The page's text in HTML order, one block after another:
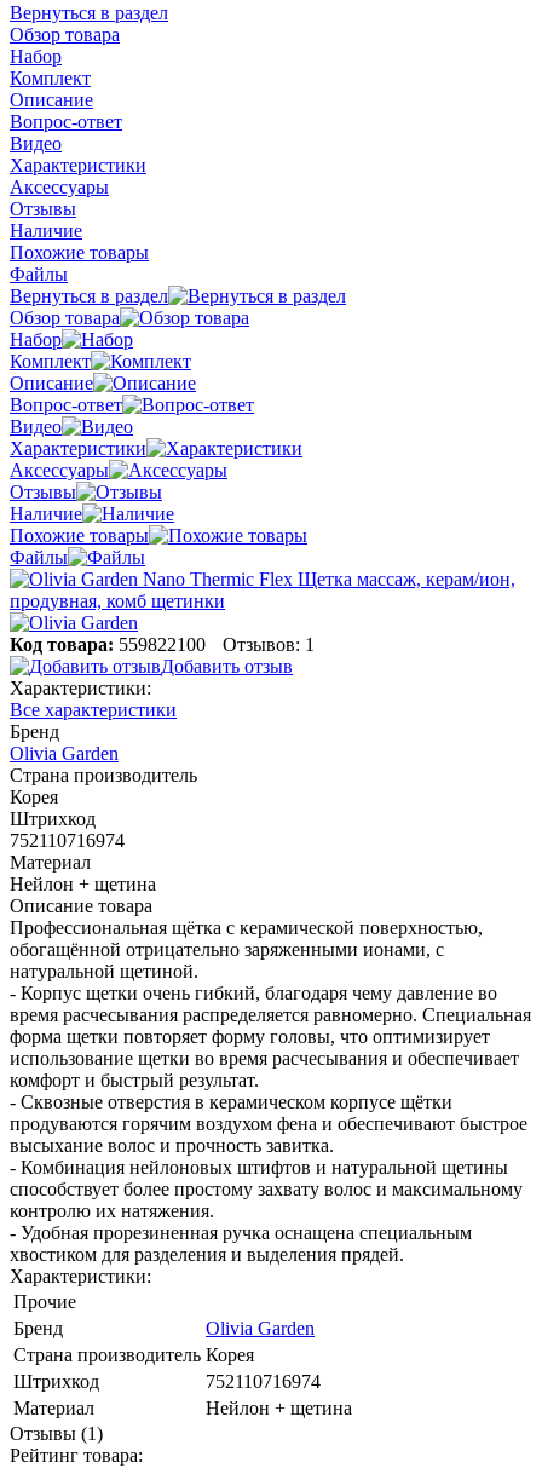
Вернуться в раздел
Обзор товара
Набор
Комплект
Описание
Вопрос-ответ
Видео
Характеристики
Аксессуары
Отзывы
Наличие
Похожие товары
Файлы
Вернуться в раздел
Обзор товара
Набор
Комплект
Описание
Вопрос-ответ
Видео
Характеристики
Аксессуары
Отзывы
Наличие
Похожие товары
Файлы
Код товара: 559822100
Отзывов: 1
Добавить отзыв
Характеристики:
Все характеристики
Бренд
Olivia Garden
Страна производитель
Корея
Штрихкод
752110716974
Материал
Нейлон + щетина
Описание товара
Профессиональная щётка с керамической поверхностью,
обогащённой отрицательно заряженными ионами, с
натуральной щетиной.
- Корпус щетки очень гибкий, благодаря чему давление во
время расчесывания распределяется равномерно. Специальная
форма щетки повторяет форму головы, что оптимизирует
использование щетки во время расчесывания и обеспечивает
комфорт и быстрый результат.
- Сквозные отверстия в керамическом корпусе щётки
продуваются горячим воздухом фена и обеспечивают быстрое
высыхание волос и прочность завитка.
- Комбинация нейлоновых штифтов и натуральной щетины
способствует более простому захвату волос и максимальному
контролю их натяжения.
- Удобная прорезиненная ручка оснащена специальным
хвостиком для разделения и выделения прядей.
Характеристики:
Прочие
Бренд
Olivia Garden
Страна производитель Корея
Штрихкод
752110716974
Материал
Нейлон + щетина
Отзывы (1)
Рейтинг товара: